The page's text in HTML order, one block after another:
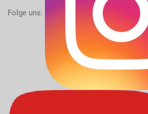
Folge uns: